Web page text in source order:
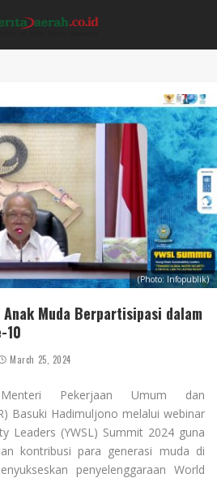
(Photo: Infopublik)
Muda Berpartisipasi dalam
10
March 25, 2024
Menteri Pekerjaan Umum dan
Basuki Hadimuljono melalui webinar
Leaders (YWSL) Summit 2024 guna
kontribusi para generasi muda di
penyelenggaraan World